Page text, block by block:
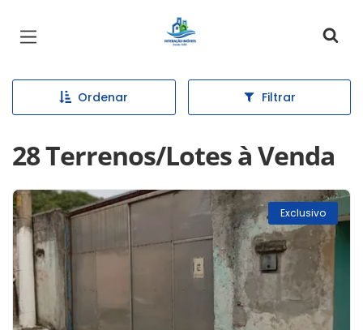
Página inicial
Ordenar Filtrar
28 Terrenos/Lotes à Venda
Exclusivo